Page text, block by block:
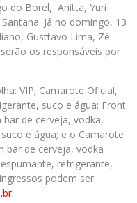
do Borel, Anitta, Yuri
Já no domingo, 13
Gusttavo Lima, Zé
os responsáveis por
VIP; Camarote Oficial,
suco e água; Front
de cerveja, vodka,
e água; e o Camarote
bar de cerveja, vodka
refrigerante,
podem ser
.